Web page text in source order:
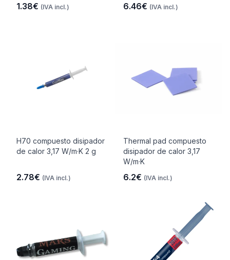
1.38€ (IVA incl.) 6.46€ (IVA incl.)
H70 compuesto disipador
de calor 3,17 W/m·K 2 g
2.78€ (IVA incl.)
Thermal pad compuesto
disipador de calor 3,17
W/m·K
6.2€ (IVA incl.)